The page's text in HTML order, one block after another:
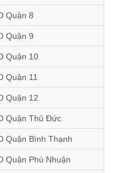
Quận 8
Quận 9
Quận 10
Quận 11
Quận 12
Quận Thủ Đức
Quận Bình Thạnh
Quận Phú Nhuận